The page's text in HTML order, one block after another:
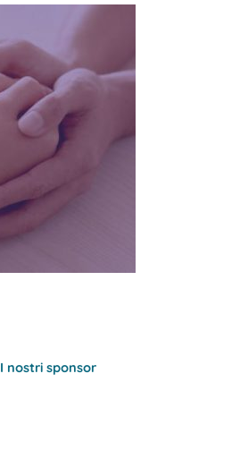
I nostri sponsor